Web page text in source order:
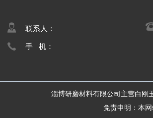
联系人：
手 机：
淄博研磨材料有限公司主营白刚
免责申明：本